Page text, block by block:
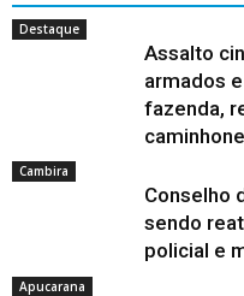
Destaque
Assalto
armados
fazenda,
Cambira
Conselho
sendo
policial e
Apucarana